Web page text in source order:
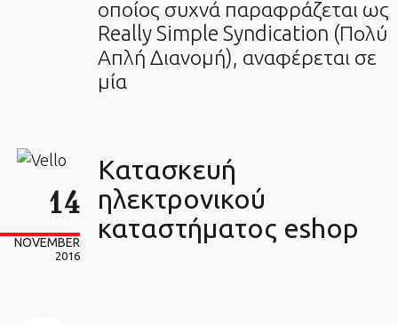
οποίος συχνά παραφράζεται ως
Really Simple Syndication (Πολύ
Απλή Διανομή), αναφέρεται σε
μία
14
NOVEMBER
2016
Κατασκευή
ηλεκτρονικού
καταστήματος eshop